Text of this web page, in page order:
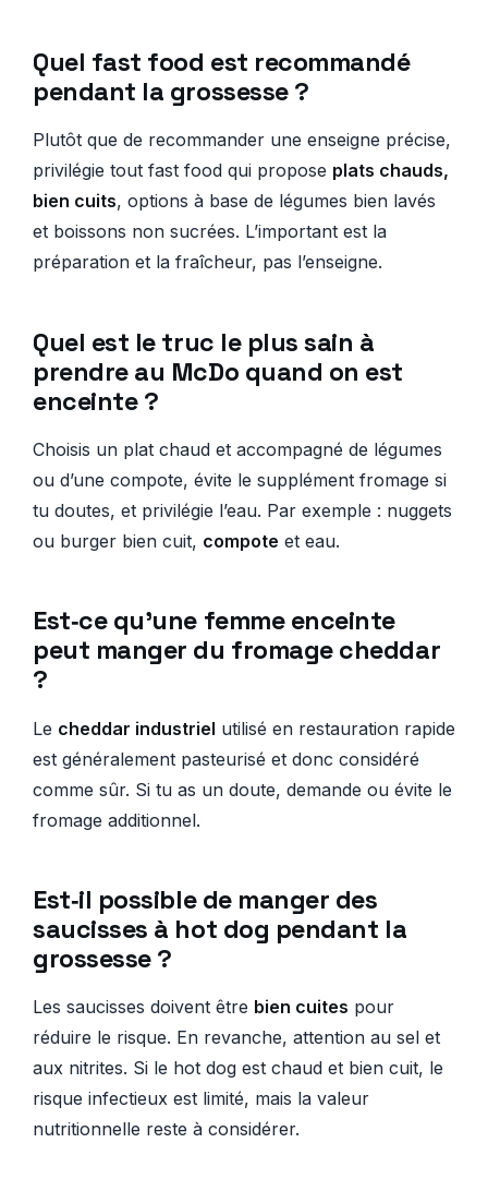
Quel fast food est recommandé
pendant la grossesse ?
Plutôt que de recommander une enseigne précise,
privilégie tout fast food qui propose plats chauds,
bien cuits, options à base de légumes bien lavés
et boissons non sucrées. L’important est la
préparation et la fraîcheur, pas l’enseigne.
Quel est le truc le plus sain à
prendre au McDo quand on est
enceinte ?
Choisis un plat chaud et accompagné de légumes
ou d’une compote, évite le supplément fromage si
tu doutes, et privilégie l’eau. Par exemple : nuggets
ou burger bien cuit, compote et eau.
Est‑ce qu’une femme enceinte
peut manger du fromage cheddar
?
Le cheddar industriel utilisé en restauration rapide
est généralement pasteurisé et donc considéré
comme sûr. Si tu as un doute, demande ou évite le
fromage additionnel.
Est‑il possible de manger des
saucisses à hot dog pendant la
grossesse ?
Les saucisses doivent être bien cuites pour
réduire le risque. En revanche, attention au sel et
aux nitrites. Si le hot dog est chaud et bien cuit, le
risque infectieux est limité, mais la valeur
nutritionnelle reste à considérer.